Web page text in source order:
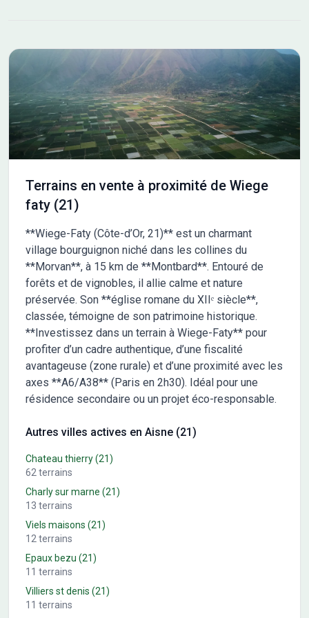
O6.40.99.52.08) pour obtenir de plus amples informations sur
ce terrain, sur les modalités de vente ou sur les démarches à
Terrains en vente à proximité de Wiege
faty (21)
**Wiege-Faty (Côte-d’Or, 21)** est un charmant
village bourguignon niché dans les collines du
**Morvan**, à 15 km de **Montbard**. Entouré de
forêts et de vignobles, il allie calme et nature
préservée. Son **église romane du XIIᵉ siècle**,
classée, témoigne de son patrimoine historique.
**Investissez dans un terrain à Wiege-Faty** pour
profiter d’un cadre authentique, d’une fiscalité
avantageuse (zone rurale) et d’une proximité avec les
axes **A6/A38** (Paris en 2h30). Idéal pour une
résidence secondaire ou un projet éco-responsable.
Autres villes actives en Aisne (21)
Chateau thierry(21)
62 terrains
Charly sur marne (21)
13 terrains
Viels maisons (21)
12 terrains
Epaux bezu (21)
11 terrains
Villiers st denis (21)
11 terrains